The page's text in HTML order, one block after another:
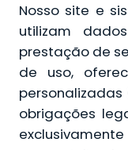
Nosso site e
utilizam
prestação de
de uso,
obrigações